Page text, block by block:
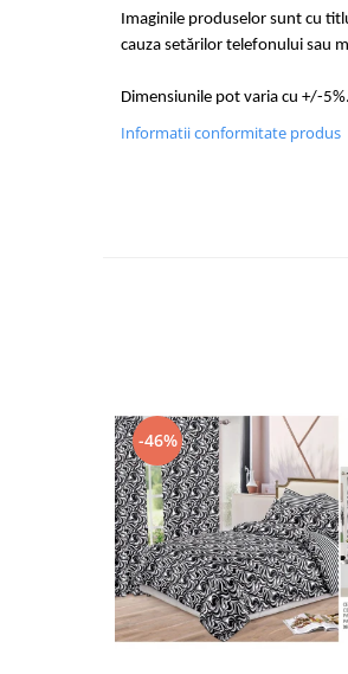
Imaginile produselor sunt cu
cauza setărilor telefonului sau
Dimensiunile pot varia cu +/-5%.
Informatii conformitate produs
-46%